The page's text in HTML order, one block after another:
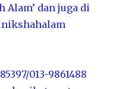
Alam’ dan juga di
013-9861488